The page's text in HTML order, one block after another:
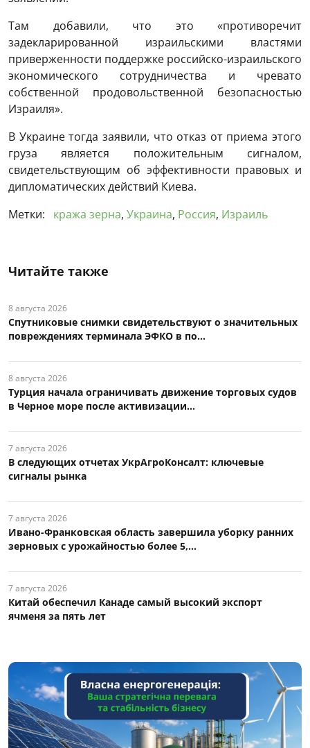
Там добавили, что это «противоречит
задекларированной израильскими властями
приверженности поддержке российско-израильского
экономического сотрудничества и чревато
собственной продовольственной безопасностью
Израиля».
В Украине тогда заявили, что отказ от приема этого
груза является положительным сигналом,
свидетельствующим об эффективности правовых и
дипломатических действий Киева.
Метки:
кража зерна, Украина, Россия, Израиль
Читайте также
8 августа 2026
Спутниковые снимки свидетельствуют о значительных
повреждениях терминала ЭФКО в по...
8 августа 2026
Турция начала ограничивать движение торговых судов
в Черное море после активизации...
7 августа 2026
В следующих отчетах УкрАгроКонсалт: ключевые
сигналы рынка
7 августа 2026
Ивано-Франковская область завершила уборку ранних
зерновых с урожайностью более 5,...
7 августа 2026
Китай обеспечил Канаде самый высокий экспорт
ячменя за пять лет